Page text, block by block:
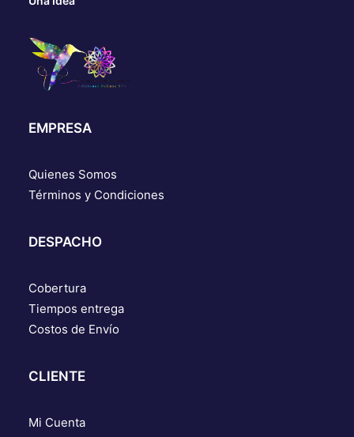
EMPRESA
Quienes Somos
Términos y Condiciones
DESPACHO
Cobertura
Tiempos entrega
Costos de Envío
CLIENTE
Mi Cuenta